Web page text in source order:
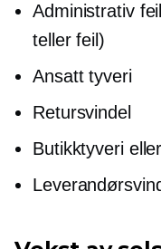
Administrativ
teller feil)
Ansatt tyveri
Retursvindel
Butikktyveri